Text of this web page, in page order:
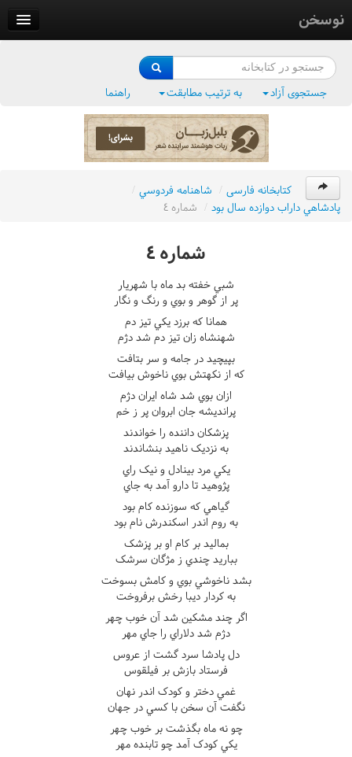
نوسخن
فرهنگ واژگان
جستجوی آزاد به ترتیب مطابقت راهنما
کتابخانه فارسی / شاهنامه فردوسي /
پادشاهي داراب دوازده سال بود / شماره ٤
شماره ٤
شبي خفته بد ماه با شهريار
پر از گوهر و بوي و رنگ و نگار
همانا که برزد يکي تيز دم
شهنشاه زان تيز دم شد دژم
بپيچيد در جامه و سر بتافت
که از نکهتش بوي ناخوش بيافت
ازان بوي شد شاه ايران دژم
پرانديشه جان ابروان پر ز خم
پزشکان داننده را خواندند
به نزديک ناهيد بنشاندند
يکي مرد بينادل و نيک راي
پژوهيد تا دارو آمد به جاي
گياهي که سوزنده کام بود
به روم اندر اسکندرش نام بود
بماليد بر کام او بر پزشک
بباريد چندي ز مژگان سرشک
بشد ناخوشي بوي و کامش بسوخت
به کردار ديبا رخش برفروخت
اگر چند مشکين شد آن خوب چهر
دژم شد دلاراي را جاي مهر
دل پادشا سرد گشت از عروس
فرستاد بازش بر فيلقوس
غمي دختر و کودک اندر نهان
نگفت آن سخن با کسي در جهان
چو نه ماه بگذشت بر خوب چهر
يکي کودک آمد چو تابنده مهر